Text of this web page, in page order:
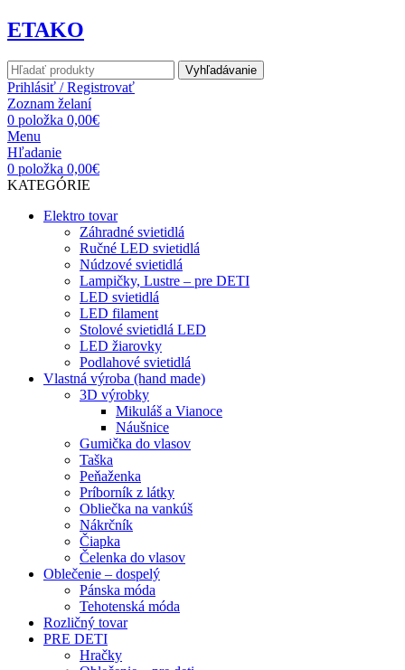
ETAKO
Vyhľadávanie
Prihlásiť / Registrovať
Zoznam želaní
0 položka 0,00€
Menu
Hľadanie
0 položka 0,00€
KATEGÓRIE
Elektro tovar
Záhradné svietidlá
Ručné LED svietidlá
Núdzové svietidlá
Lampičky, Lustre – pre DETI
LED svietidlá
LED filament
Stolové svietidlá LED
LED žiarovky
Podlahové svietidlá
Vlastná výroba (hand made)
3D výrobky
Mikuláš a Vianoce
Náušnice
Gumička do vlasov
Taška
Peňaženka
Príborník z látky
Obliečka na vankúš
Nákrčník
Čiapka
Čelenka do vlasov
Oblečenie – dospelý
Pánska móda
Tehotenská móda
Rozličný tovar
PRE DETI
Hračky